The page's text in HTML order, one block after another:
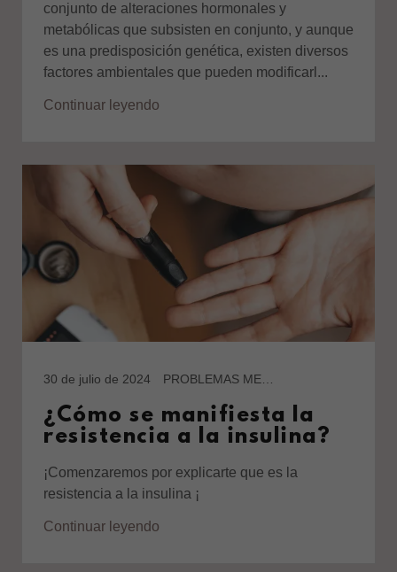
conjunto de alteraciones hormonales y
metabólicas que subsisten en conjunto, y aunque
es una predisposición genética, existen diversos
factores ambientales que pueden modificarl...
Continuar leyendo
30 de julio de 2024
¿Cómo se manifiesta la
resistencia a la insulina?
¡Comenzaremos por explicarte que es la
resistencia a la insulina ¡
Continuar leyendo